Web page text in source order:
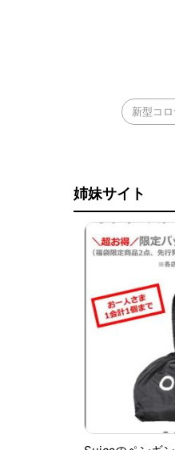
新型コ
姉妹サイト